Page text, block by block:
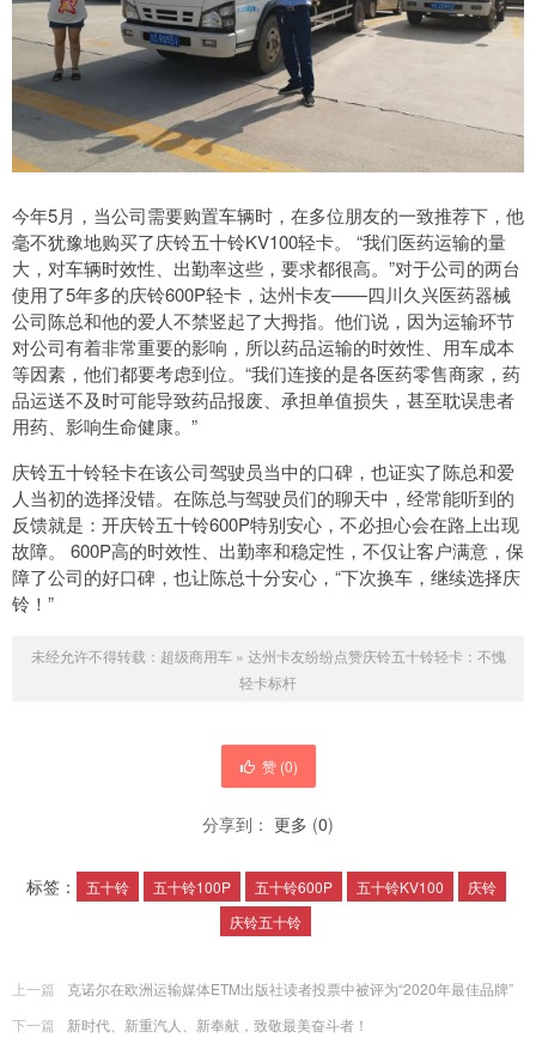
今年5月，当公司需要购置车辆时，在多位朋友的一致推荐下，他
毫不犹豫地购买了庆铃五十铃KV100轻卡。 “我们医药运输的量
大，对车辆时效性、出勤率这些，要求都很高。”对于公司的两台
使用了5年多的庆铃600P轻卡，达州卡友——四川久兴医药器械
公司陈总和他的爱人不禁竖起了大拇指。他们说，因为运输环节
对公司有着非常重要的影响，所以药品运输的时效性、用车成本
等因素，他们都要考虑到位。“我们连接的是各医药零售商家，药
品运送不及时可能导致药品报废、承担单值损失，甚至耽误患者
用药、影响生命健康。”
庆铃五十铃轻卡在该公司驾驶员当中的口碑，也证实了陈总和爱
人当初的选择没错。在陈总与驾驶员们的聊天中，经常能听到的
反馈就是：开庆铃五十铃600P特别安心，不必担心会在路上出现
故障。 600P高的时效性、出勤率和稳定性，不仅让客户满意，保
障了公司的好口碑，也让陈总十分安心，“下次换车，继续选择庆
铃！”
未经允许不得转载： 超级商用车» 达州卡友纷纷点赞庆铃五十铃轻卡：不愧
轻卡标杆
赞 (0)
分享到： 更多 (0)
标签： 五十铃 五十铃100P 五十铃600P 五十铃KV100
庆铃
庆铃五十铃
上一篇
克诺尔在欧洲运输媒体ETM出版社读者投票中被评为“2020年最佳品牌”
下一篇
新时代、新重汽人、新奉献，致敬最美奋斗者！